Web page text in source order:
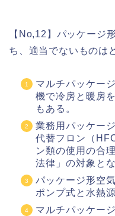
【No,12】パッケージ
ち、適当でないものは
マルチパッケー
機で冷房と暖房
もある。
業務用パッケー
代替フロン（
ン類の使用の合
法律」の対象と
パッケージ形空
ポンプ式と水熱
マルチパッケー